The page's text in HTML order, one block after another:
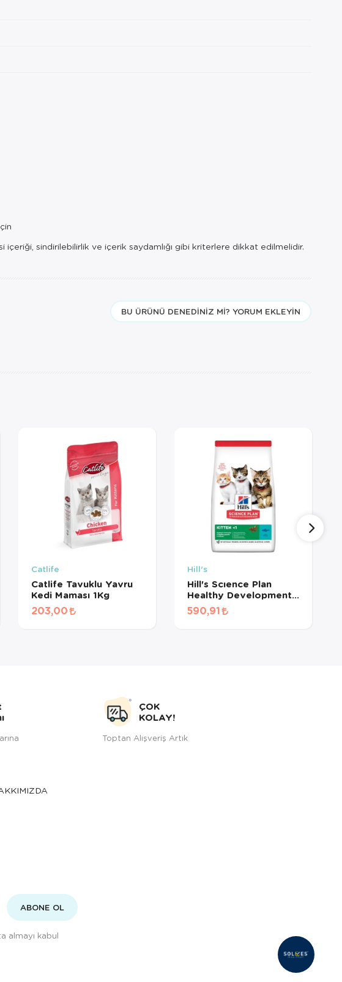
sindirilebilirlik ve içerik saydamlığı gibi kriterlere dikkat edilmelidir.
BU ÜRÜNÜ DENEDINIZ MI? YORUM EKLEYIN
Catlife
Catlife Tavuklu Yavru
Kedi Maması 1Kg
203,00
Hill's
Hill's Scıence Plan
Healthy Development
Ton Balıklı Yavru Kedi
Maması + HEDİYE! (1
590,91
ÇOK
KOLAY!
Toptan Alışveriş Artık
ABONE OL
almayı kabul